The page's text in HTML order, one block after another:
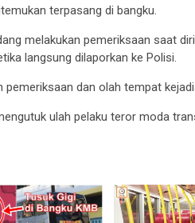
terpasang di bangku.
melakukan pemeriksaan saat
langsung dilaporkan ke Polisi.
dan olah tempat
ulah pelaku teror moda